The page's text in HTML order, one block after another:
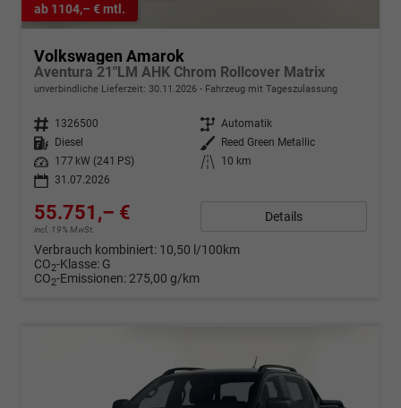
ab 1104,– € mtl.
Volkswagen Amarok
Aventura 21"LM AHK Chrom Rollcover Matrix
unverbindliche Lieferzeit: 30.11.2026 Fahrzeug mit Tageszulassung
Fahrzeugnr. 1326500 Getriebe Automatik
Kraftstoff
Diesel Außenfarbe
Reed Green Metallic
Leistung
177 kW (241 PS) Kilometerstand
10 km
31.07.2026
55.751,– €
incl. 19% MwSt.
Details
Verbrauch kombiniert: 10,50 l/100km
CO2-Klasse: G
CO2-Emissionen: 275,00 g/km